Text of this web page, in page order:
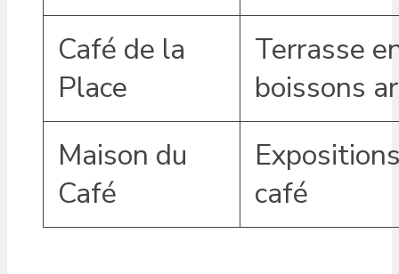
Café de la
Place
Terrasse
boissons
Maison du
Café
café